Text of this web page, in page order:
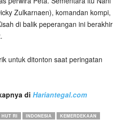
Zulkarnaen), komandan kompi,
di balik peperangan ini berakhir
untuk ditonton saat peringatan
di Hariantegal.com
HUT RI INDONESIA KEMERDEKAAN